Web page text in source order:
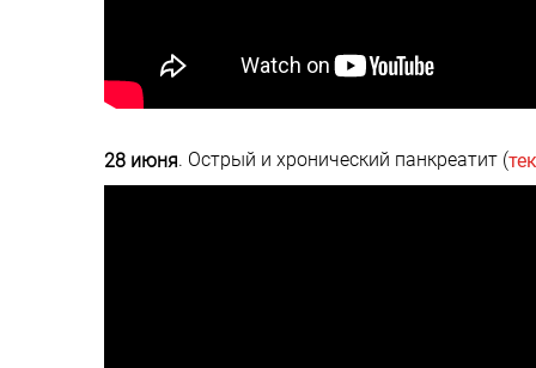
28 июня. Острый и хронический панкреатит (